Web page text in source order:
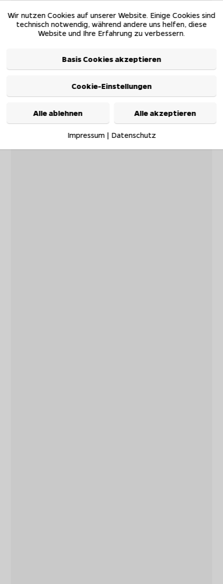
Wir nutzen Cookies auf unserer Website. Einige Cookies sind
technisch notwendig, während andere uns helfen, diese
Website und Ihre Erfahrung zu verbessern.
Basis Cookies akzeptieren
Cookie-Einstellungen
Alle ablehnen Alle akzeptieren
Impressum| Datenschutz